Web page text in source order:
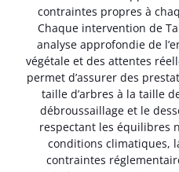
contraintes propres à
Chaque intervention de
analyse approfondie de
végétale et des attentes
permet d’assurer des
taille d’arbres à la taille
débroussaillage et le
respectant les équilibres
conditions climatiques,
contraintes